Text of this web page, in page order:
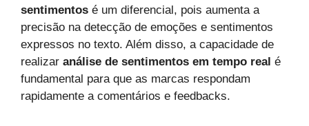
sentimentos é um diferencial, pois aumenta a
precisão na detecção de emoções e sentimentos
expressos no texto. Além disso, a capacidade de
realizar análise de sentimentos em tempo real é
fundamental para que as marcas respondam
rapidamente a comentários e feedbacks.